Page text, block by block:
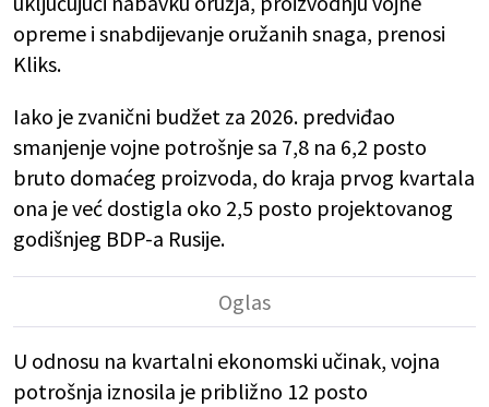
opreme i snabdijevanje oružanih snaga, prenosi
Kliks.
Iako je zvanični budžet za 2026. predviđao
smanjenje vojne potrošnje sa 7,8 na 6,2 posto
bruto domaćeg proizvoda, do kraja prvog kvartala
ona je već dostigla oko 2,5 posto projektovanog
godišnjeg BDP-a Rusije.
U odnosu na kvartalni ekonomski učinak, vojna
potrošnja iznosila je približno 12 posto